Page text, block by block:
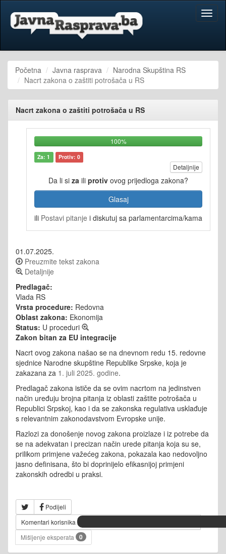
Početna Javna rasprava
Narodna Skupština RS
Nacrt zakona o zaštiti potrošača u RS
Nacrt zakona o zaštiti potrošača u RS
100%
Za: 1 Protiv: 0
Detaljnije
Da li si za ili protiv ovog prijedloga zakona?
Glasaj
ili Postavi pitanje i diskutuj sa parlamentarcima/kama
01.07.2025.
Preuzmite tekst zakona
Detaljnije
Predlagač:
Vlada RS
Vrsta procedure: Redovna
Oblast zakona: Ekonomija
Status: U proceduri
Zakon bitan za EU integracije
Nacrt ovog zakona našao se na dnevnom redu 15. redovne
sjednice Narodne skupštine Republike Srpske, koja je
zakazana za 1. juli 2025. godine.
Predlagač zakona ističe da se ovim nacrtom na jedinstven
način uređuju brojna pitanja iz oblasti zaštite potrošača u
Republici Srpskoj, kao i da se zakonska regulativa usklađuje
s relevantnim zakonodavstvom Evropske unije.
Razlozi za donošenje novog zakona proizlaze i iz potrebe da
se na adekvatan i precizan način urede pitanja koja su se,
prilikom primjene važećeg zakona, pokazala kao nedovoljno
jasno definisana, što bi doprinijelo efikasnijoj primjeni
zakonskih odredbi u praksi.
Podijeli
Komentari korisnika
Mišljenje eksperata
0